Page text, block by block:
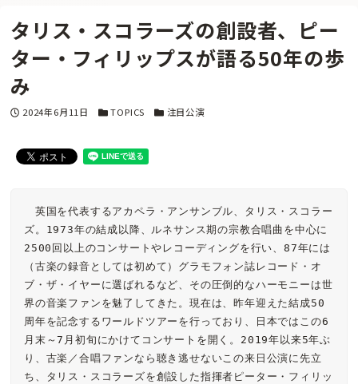
タリス・スコラーズの創設者、ピー
ター・フィリップスが語る50年の歩
み
投稿日
2024年6月11日 カテゴリー
TOPICS カテゴリー
注目公演
英国を代表するアカペラ・アンサンブル、タリス・スコラー
ズ。1973年の結成以降、ルネサンス期の宗教合唱曲を中心に
2500回以上のコンサートやレコーディングを行い、87年には
（古楽の録音としては初めて）グラモフォン誌レコード・オ
ブ・ザ・イヤーに選ばれるなど、その圧倒的なハーモニーは世
界の音楽ファンを魅了してきた。現在は、昨年迎えた結成50
周年を記念するワールドツアーを行っており、日本ではこの6
月末～7月初旬にかけてコンサートを開く。2019年以来5年ぶ
り、古楽／合唱ファンなら聴き逃せないこの来日公演に先立
ち、タリス・スコラーズを創設した指揮者ピーター・フィリッ